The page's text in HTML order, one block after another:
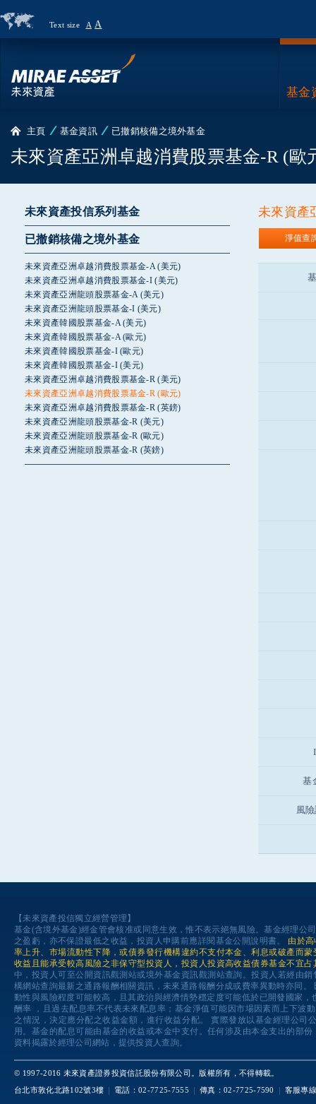
Text size A A
基金
主頁 基金資訊 已撤銷核備之境外基金
未來資產亞洲卓越消費股票基金-R (歐
未來資產投信系列基金
已撤銷核備之境外基金
未來資產亞洲卓越消費股票基金-A (美元)
未來資產亞洲卓越消費股票基金-I (美元)
未來資產亞洲龍頭股票基金-A (美元)
未來資產亞洲龍頭股票基金-I (美元)
未來資產韓國股票基金-A (美元)
未來資產韓國股票基金-A (歐元)
未來資產韓國股票基金-I (歐元)
未來資產韓國股票基金-I (美元)
未來資產亞洲卓越消費股票基金-R (美元)
未來資產亞洲卓越消費股票基金-R (歐元)
未來資產亞洲卓越消費股票基金-R (英鎊)
未來資產亞洲龍頭股票基金-R (美元)
未來資產亞洲龍頭股票基金-R (歐元)
未來資產亞洲龍頭股票基金-R (英鎊)
未來資產
淨值查
基
風
【未來資產投信獨立經營管理】
基金(含境外基金)經金管會核准或同意生效，惟不表示絕無風險。基金經理
之盈虧，亦不保證最低之收益，投資人申購前應詳閱基金公開說明書。 由於
率上升、市場流動性下降，或債券發行機構違約不支付本金、利息或破產而
收益且能承受較高風險之非保守型投資人，投資人投資高收益債券基金不宜
中，投資人可至公開資訊觀測站或境外基金資訊觀測站查詢。投資人若經由
構網站查詢最新之通路報酬相關資訊，未來通路報酬分成或費率異動時亦同
動性與風險程度可能較高，且其政治與經濟情勢穩定度可能低於已開發國家
酬率 ，且過去配息率不代表未來配息率；基金淨值可能因市場因素而上下波
之情況，決定應分配之收益金額，進行收益分配。 實際發放以基金經理公
用。基金的配息可能由基金的收益或本金中支付。任何涉及由本金支出的部
資料揭露於經理公司網站，提供投資人查詢。
© 1997-2016 未來資產證券投資信託股份有限公司。版權所有，不得轉載。
台北市敦化北路102號3樓
電話：02-7725-7555 傳真：02-7725-7590 客服專